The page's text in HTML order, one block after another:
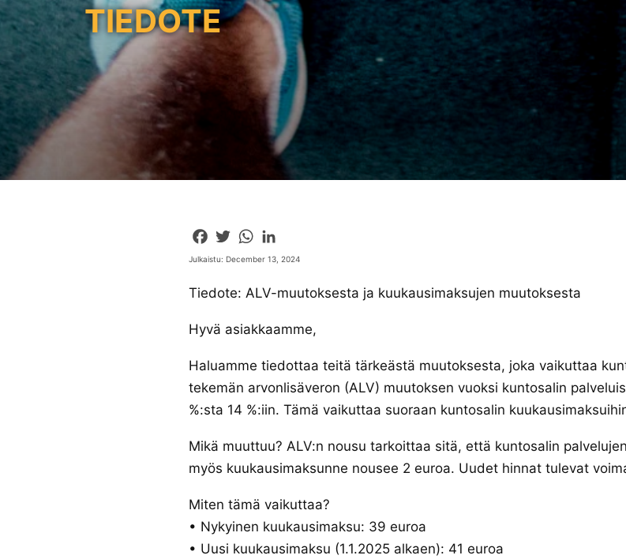
TIEDOTE
Facebook
TwitterWhatsApp
Julkaistu: December 13, 2024
Tiedote: ALV-muutoksesta ja kuukausimaksujen muutoksesta
Hyvä asiakkaamme,
Haluamme tiedottaa teitä tärkeästä muutoksesta, joka vaikuttaa
tekemän arvonlisäveron (ALV) muutoksen vuoksi kuntosalin
%:sta 14 %:iin. Tämä vaikuttaa suoraan kuntosalin
Mikä muuttuu? ALV:n nousu tarkoittaa sitä, että kuntosalin
myös kuukausimaksunne nousee 2 euroa. Uudet hinnat tulevat
Miten tämä vaikuttaa?
•⁠ ⁠Nykyinen kuukausimaksu: 39 euroa
•⁠ ⁠Uusi kuukausimaksu (1.1.2025 alkaen): 41 euroa